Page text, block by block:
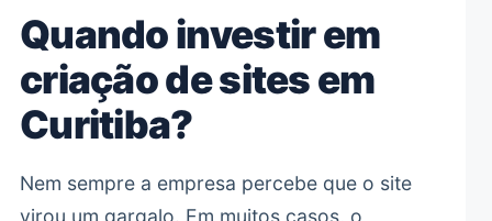
Quando investir em
criação de sites em
Curitiba?
Nem sempre a empresa percebe que o site
virou um gargalo. Em muitos casos, o